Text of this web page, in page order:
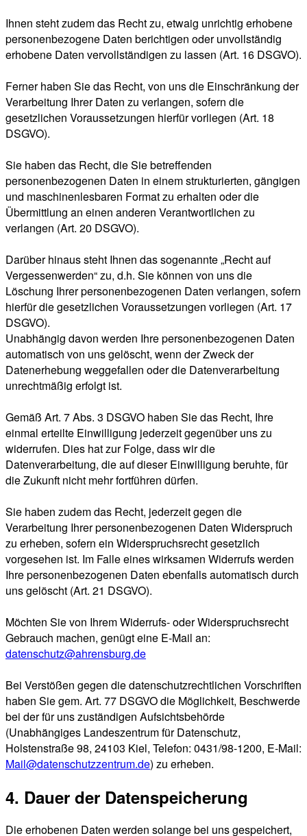
Ihnen steht zudem das Recht zu, etwaig unrichtig erhobene
personenbezogene Daten berichtigen oder unvollständig
erhobene Daten vervollständigen zu lassen (Art. 16 DSGVO).
Ferner haben Sie das Recht, von uns die Einschränkung der
Verarbeitung Ihrer Daten zu verlangen, sofern die
gesetzlichen Voraussetzungen hierfür vorliegen (Art. 18
DSGVO).
Sie haben das Recht, die Sie betreffenden
personenbezogenen Daten in einem strukturierten, gängigen
und maschinenlesbaren Format zu erhalten oder die
Übermittlung an einen anderen Verantwortlichen zu
verlangen (Art. 20 DSGVO).
Darüber hinaus steht Ihnen das sogenannte „Recht auf
Vergessenwerden“ zu, d.h. Sie können von uns die
Löschung Ihrer personenbezogenen Daten verlangen, sofern
hierfür die gesetzlichen Voraussetzungen vorliegen (Art. 17
DSGVO).
Unabhängig davon werden Ihre personenbezogenen Daten
automatisch von uns gelöscht, wenn der Zweck der
Datenerhebung weggefallen oder die Datenverarbeitung
unrechtmäßig erfolgt ist.
Gemäß Art. 7 Abs. 3 DSGVO haben Sie das Recht, Ihre
einmal erteilte Einwilligung jederzeit gegenüber uns zu
widerrufen. Dies hat zur Folge, dass wir die
Datenverarbeitung, die auf dieser Einwilligung beruhte, für
die Zukunft nicht mehr fortführen dürfen.
Sie haben zudem das Recht, jederzeit gegen die
Verarbeitung Ihrer personenbezogenen Daten Widerspruch
zu erheben, sofern ein Widerspruchsrecht gesetzlich
vorgesehen ist. Im Falle eines wirksamen Widerrufs werden
Ihre personenbezogenen Daten ebenfalls automatisch durch
uns gelöscht (Art. 21 DSGVO).
Möchten Sie von Ihrem Widerrufs- oder Widerspruchsrecht
Gebrauch machen, genügt eine E-Mail an:
datenschutz@ahrensburg.de
Bei Verstößen gegen die datenschutzrechtlichen Vorschriften
haben Sie gem. Art. 77 DSGVO die Möglichkeit, Beschwerde
bei der für uns zuständigen Aufsichtsbehörde
(Unabhängiges Landeszentrum für Datenschutz,
Holstenstraße 98, 24103 Kiel, Telefon: 0431/98-1200, E-Mail:
Mail@datenschutzzentrum.de) zu erheben.
4. Dauer der Datenspeicherung
Die erhobenen Daten werden solange bei uns gespeichert,